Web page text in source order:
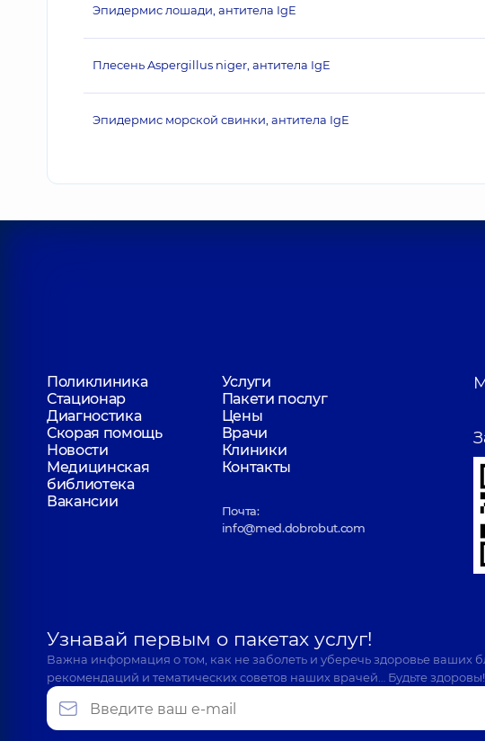
Эпидермис лошади, антитела IgE
Плесень Aspergillus niger, антитела IgE
Эпидермис морской свинки, антитела IgE
Поликлиника
Услуги
Стационар
Пакети послуг
Диагностика
Цены
Скорая помощь
Врачи
Новости
Клиники
Медицинская
библиотека
Контакты
Вакансии
Почта:
info@med.dobrobut.com
Узнавай первым о пакетах услуг!
Важна информация о том, как не заболеть и уберечь здоровье ваших
рекомендаций и тематических советов наших врачей… Будьте здоровы!